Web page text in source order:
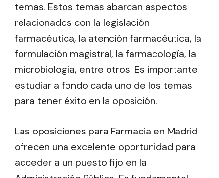
temas. Estos temas abarcan aspectos
relacionados con la legislación
farmacéutica, la atención farmacéutica, la
formulación magistral, la farmacología, la
microbiología, entre otros. Es importante
estudiar a fondo cada uno de los temas
para tener éxito en la oposición.
Las oposiciones para Farmacia en Madrid
ofrecen una excelente oportunidad para
acceder a un puesto fijo en la